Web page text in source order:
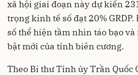
xã hội giai đoạn này dự kiến
trọng kinh tế số đạt 20%
số thể hiện tầm nhìn táo bạo
bật mới của tỉnh biên cương.
Theo Bí thư Tỉnh ủy Trần Quốc